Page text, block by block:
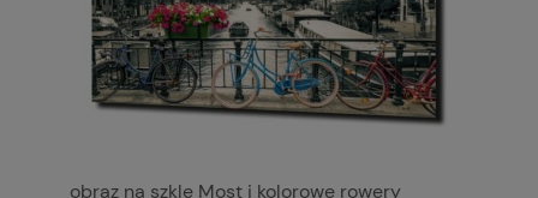
obraz na szkle Most i kolorowe rowery